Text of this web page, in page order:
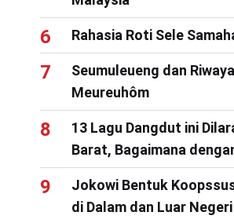
Rahasia Roti Sele
Seumuleueng dan
Meureuhôm
13 Lagu Dangdut ini
Barat, Bagaimana
Jokowi Bentuk
di Dalam dan Luar Negeri